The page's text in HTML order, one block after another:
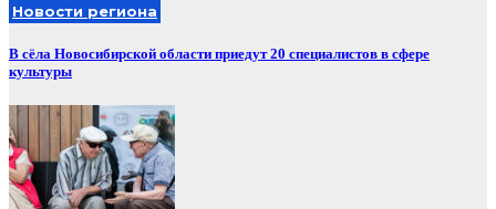
Новости региона
В сёла Новосибирской области приедут 20 специалистов в сфере
культуры